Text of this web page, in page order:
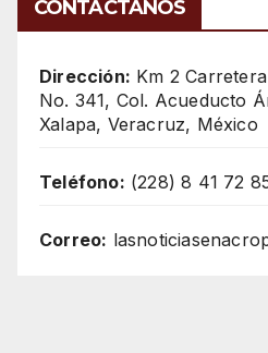
CONTÁCTANOS
Dirección: Km 2
No. 341, Col. Acueducto
Xalapa, Veracruz, México
Teléfono: (228) 8 41 72
Correo: